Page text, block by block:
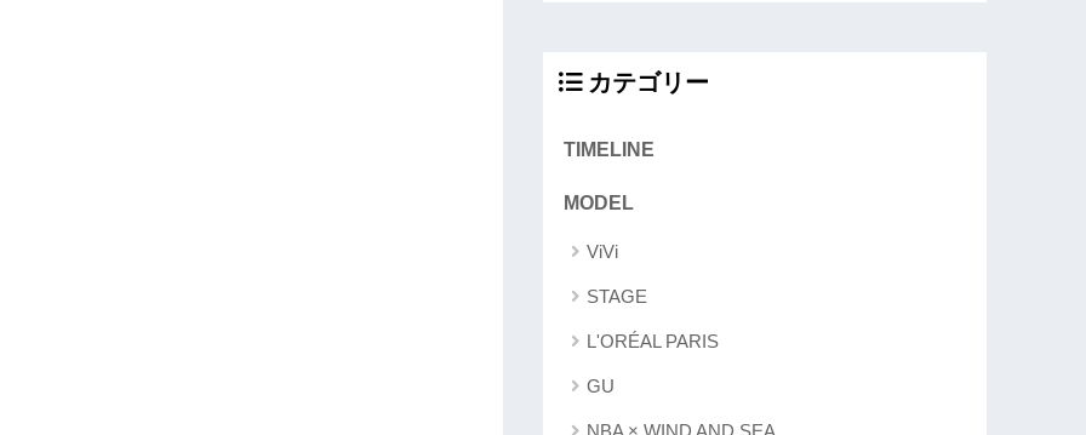
カテゴリー
TIMELINE
MODEL
ViVi
STAGE
L'ORÉAL PARIS
GU
NBA × WIND AND SEA